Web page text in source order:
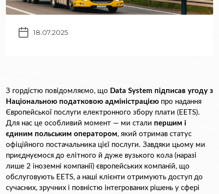
18.07.2025
З гордістю повідомляємо, що Data System підписав угоду з
Національною податковою адміністрацією про надання
Європейської послуги електронного збору плати (EETS).
Для нас це особливий момент — ми стали першим і
єдиним польським оператором, який отримав статус
офіційного постачальника цієї послуги. Завдяки цьому ми
приєднуємося до елітного й дуже вузького кола (наразі
лише 2 іноземні компанії) європейських компаній, що
обслуговують EETS, а наші клієнти отримують доступ до
сучасних, зручних і повністю інтегрованих рішень у сфері